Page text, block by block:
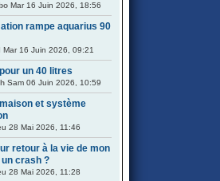
Mar 16 Juin 2026, 18:56
rampe aquarius 90
Mar 16 Juin 2026, 09:21
un 40 litres
Sam 06 Juin 2026, 10:59
et système
28 Mai 2026, 11:46
retour à la vie de mon
un crash ?
28 Mai 2026, 11:28